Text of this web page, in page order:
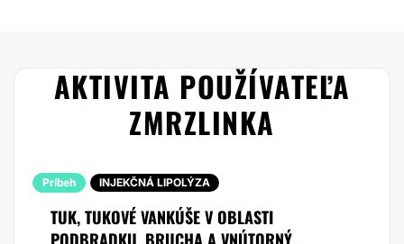
AKTIVITA POUŽÍVATEĽA
ZMRZLINKA
Príbeh INJEKČNÁ LIPOLÝZA
TUK, TUKOVÉ VANKÚŠE V OBLASTI